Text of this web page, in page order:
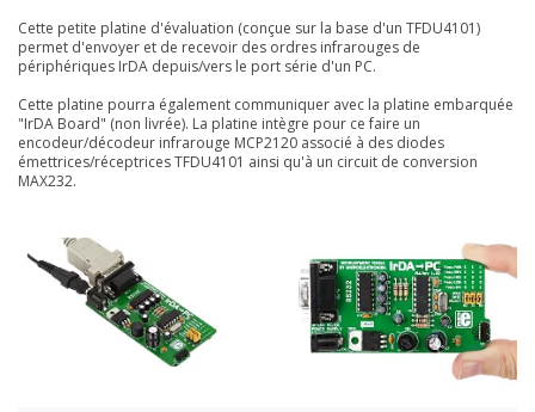
Cette petite platine d'évaluation (conçue sur la base d'un TFDU4101)
permet d'envoyer et de recevoir des ordres infrarouges de
périphériques IrDA depuis/vers le port série d'un PC.
Cette platine pourra également communiquer avec la platine embarquée
"IrDA Board" (non livrée). La platine intègre pour ce faire un
encodeur/décodeur infrarouge MCP2120 associé à des diodes
émettrices/réceptrices TFDU4101 ainsi qu'à un circuit de conversion
MAX232.